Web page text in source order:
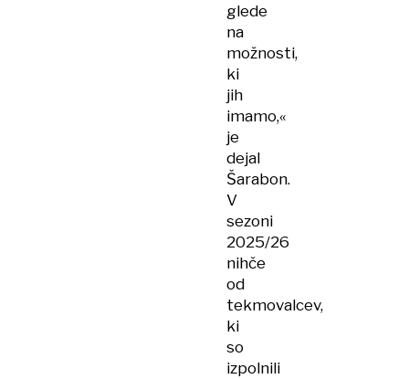
glede
na
možnosti,
ki
jih
imamo,«
je
dejal
Šarabon.
V
sezoni
2025/26
nihče
od
tekmovalcev,
ki
so
izpolnili